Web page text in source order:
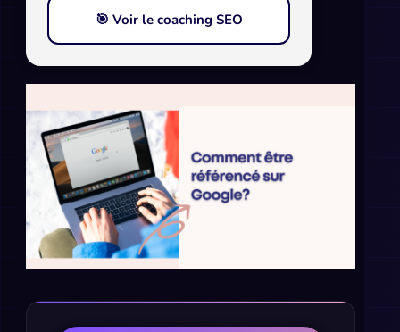
🎯 Voir le coaching SEO